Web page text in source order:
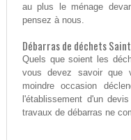
au plus le ménage
pensez à nous.
Débarras de déchets
Quels que soient les
vous devez savoir que
moindre occasion
l'établissement d'un
travaux de débarras ne